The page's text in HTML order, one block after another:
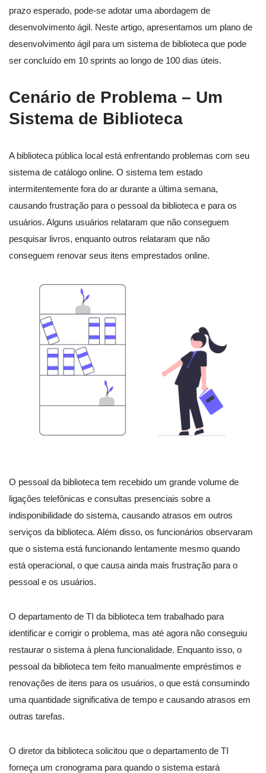
prazo esperado, pode-se adotar uma abordagem de
desenvolvimento ágil. Neste artigo, apresentamos um plano de
desenvolvimento ágil para um sistema de biblioteca que pode
ser concluído em 10 sprints ao longo de 100 dias úteis.
Cenário de Problema – Um
Sistema de Biblioteca
A biblioteca pública local está enfrentando problemas com seu
sistema de catálogo online. O sistema tem estado
intermitentemente fora do ar durante a última semana,
causando frustração para o pessoal da biblioteca e para os
usuários. Alguns usuários relataram que não conseguem
pesquisar livros, enquanto outros relataram que não
conseguem renovar seus itens emprestados online.
O pessoal da biblioteca tem recebido um grande volume de
ligações telefônicas e consultas presenciais sobre a
indisponibilidade do sistema, causando atrasos em outros
serviços da biblioteca. Além disso, os funcionários observaram
que o sistema está funcionando lentamente mesmo quando
está operacional, o que causa ainda mais frustração para o
pessoal e os usuários.
O departamento de TI da biblioteca tem trabalhado para
identificar e corrigir o problema, mas até agora não conseguiu
restaurar o sistema à plena funcionalidade. Enquanto isso, o
pessoal da biblioteca tem feito manualmente empréstimos e
renovações de itens para os usuários, o que está consumindo
uma quantidade significativa de tempo e causando atrasos em
outras tarefas.
O diretor da biblioteca solicitou que o departamento de TI
forneça um cronograma para quando o sistema estará